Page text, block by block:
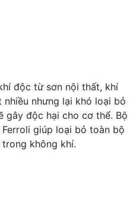
độc từ sơn nội thất, khí
nhưng lại khó loại bỏ
gây độc hại cho cơ thể. Bộ
giúp loại bỏ toàn bộ
không khí.